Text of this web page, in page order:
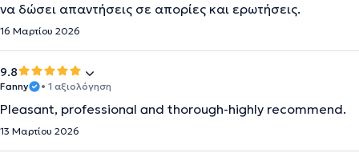
να δώσει απαντήσεις σε απορίες και ερωτήσεις.
16 Μαρτίου 2026
9.8
Fanny • 1 αξιολόγηση
Pleasant, professional and thorough-highly recommend.
13 Μαρτίου 2026